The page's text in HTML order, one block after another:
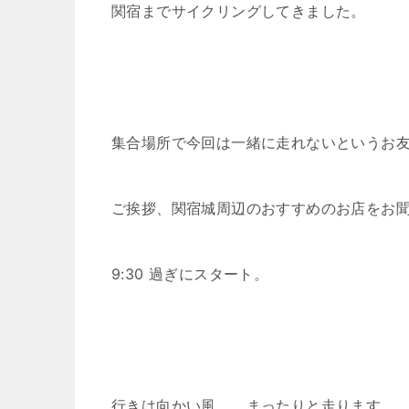
関宿までサイクリングしてきました。
集合場所で今回は一緒に走れないというお
ご挨拶、関宿城周辺のおすすめのお店をお
9:30 過ぎにスタート。
行きは向かい風。。まったりと走ります。